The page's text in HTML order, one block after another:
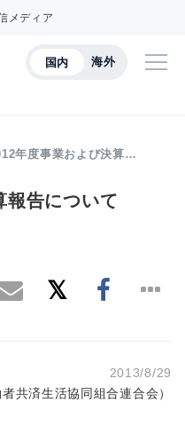
メディア
国内 海外
年度事業および決算…
報告について
2013/8/29
共済生活協同組合連合会）